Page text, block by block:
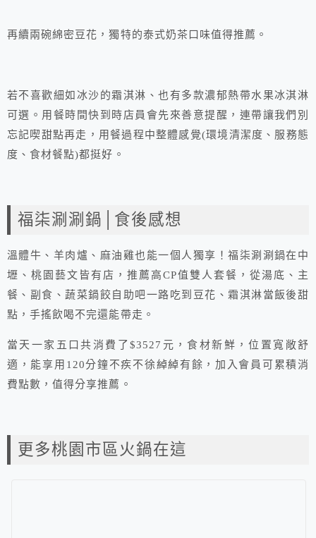
再續兩碗綿密豆花，獨特的泰式奶茶口味值得推薦。
若不喜歡細如冰沙的霜淇淋、也有多款濃郁熱帶水果冰淇淋
可選。用餐時間快到時店員會先來善意提醒，連帶讓我們別
忘記喫甜點再走，用餐過程中整體感覺(環境清潔度、服務態
度、食材餐點)都挺好。
福柒涮涮鍋│食後感想
溫體牛、羊肉爐、麻油雞也能一個人獨享！福柒涮涮鍋在中
壢、桃園藝文皆有店，推薦高CP值雙人套餐，從湯底、主
餐、副食、蔬菜鍋餃自助吧一路吃到豆花、霜淇淋當飯後甜
點，手搖飲喝不完還能帶走。
當天一家五口共消費了$3527元，食材新鮮，位置寬敞舒
適，能享用120分鐘不疾不徐綽綽有餘，加入會員可累積消
費點數，值得分享推薦。
更多桃園市區火鍋在這